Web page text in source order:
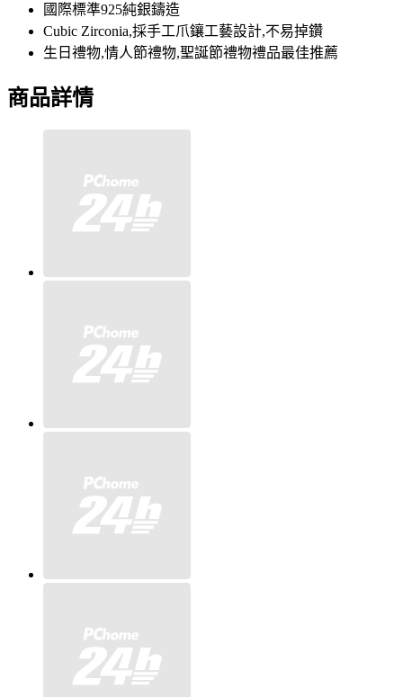
國際標準925純銀鑄造
Cubic Zirconia,採手工爪鑲工藝設計,不易掉鑽
生日禮物,情人節禮物,聖誕節禮物禮品最佳推薦
商品詳情